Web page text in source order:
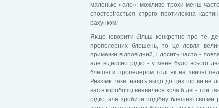
маленьке «але»: можливо трохи менш
спостерігається строго протилежна
рахунком!
Якщо говорити більш конкретно про те,
пропелерних блешень, то це ловля
приманки відповідний, і досить часто -
але відносно рідко - у мене було всього
блешні з пропелером тоді як на звичні
Резюме таке: навіть якщо до цих пір ви не
вас в коробочці виявилися хоча б дві - три
рідко, але зробити подібну блешню своїми